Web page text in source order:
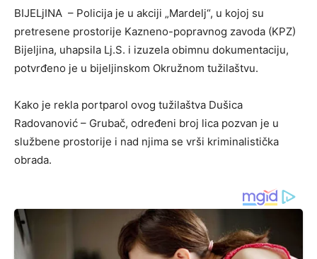
BIJELjINA – Policija je u akciji „Mardelj“, u kojoj su
pretresene prostorije Kazneno-popravnog zavoda (KPZ)
Bijeljina, uhapsila Lj.S. i izuzela obimnu dokumentaciju,
potvrđeno je u bijeljinskom Okružnom tužilaštvu.
Kako je rekla portparol ovog tužilaštva Dušica
Radovanović – Grubač, određeni broj lica pozvan je u
službene prostorije i nad njima se vrši kriminalistička
obrada.